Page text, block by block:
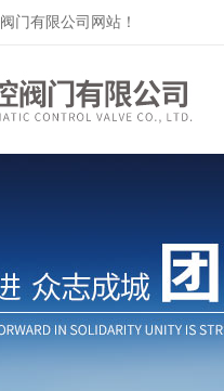
门有限公司网站！